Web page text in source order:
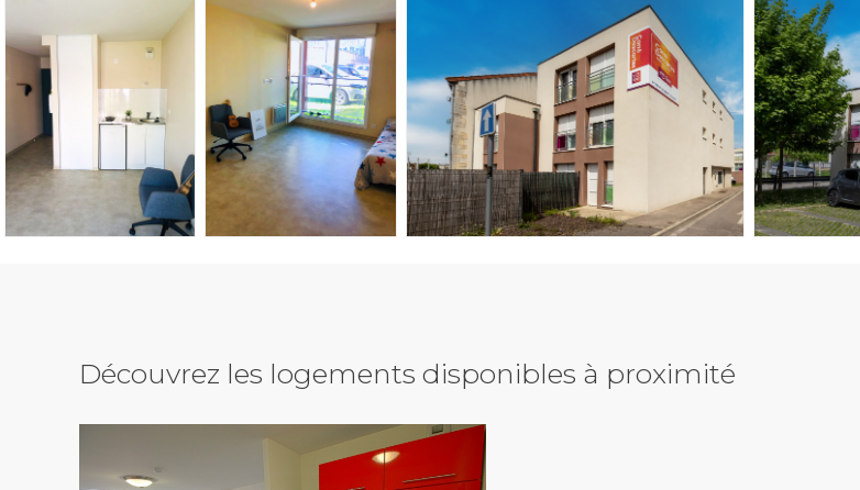
Découvrez les logements disponibles à proximité